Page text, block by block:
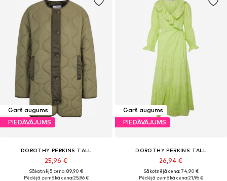
Garš augums
PIEDĀVĀJUMS
DOROTHY PERKINS TALL
25,96 €
Sākotnējā cena: 89,90 €
Pēdējā zemākā cena:25,96 €
Garš augums
PIEDĀVĀJUMS
DOROTHY PERKINS TALL
26,94 €
Sākotnējā cena: 74,90 €
Pēdējā zemākā cena:21,96 €